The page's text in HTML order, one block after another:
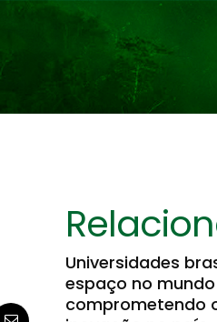
Universidades
espaço no mundo
comprometendo